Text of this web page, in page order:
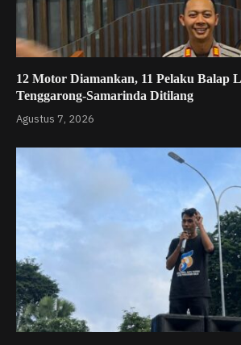
12 Motor Diamankan, 11 Pelaku Balap
Tenggarong-Samarinda Ditilang
Agustus 7, 2026